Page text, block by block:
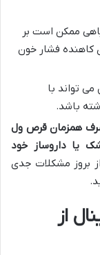
ممکن است بر
کاهنده فشار خون
تواند با
باشد.
همزمان قرص ول
یا داروساز خود
بروز مشکلات جدی
از